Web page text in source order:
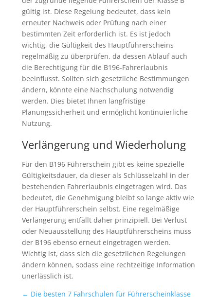
gültig ist. Diese Regelung bedeutet, dass kein
erneuter Nachweis oder Prüfung nach einer
bestimmten Zeit erforderlich ist. Es ist jedoch
wichtig, die Gültigkeit des Hauptführerscheins
regelmäßig zu überprüfen, da dessen Ablauf auch
die Berechtigung für die B196-Fahrerlaubnis
beeinflusst. Sollten sich gesetzliche Bestimmungen
ändern, könnte eine Nachschulung notwendig
werden. Dies bietet Ihnen langfristige
Planungssicherheit und ermöglicht kontinuierliche
Nutzung.
Verlängerung und Wiederholung
Für den B196 Führerschein gibt es keine spezielle
Gültigkeitsdauer, da dieser als Schlüsselzahl in der
bestehenden Fahrerlaubnis eingetragen wird. Das
bedeutet, die Genehmigung bleibt so lange aktiv wie
der Hauptführerschein selbst. Eine regelmäßige
Verlängerung entfällt daher prinzipiell. Bei Verlust
oder Neuausstellung des Hauptführerscheins muss
der B196 ebenso erneut eingetragen werden.
Wichtig ist, dass sich die gesetzlichen Regelungen
ändern können, sodass eine rechtzeitige Information
unerlässlich ist.
← Die besten 7 Fahrschulen für Führerscheinklasse